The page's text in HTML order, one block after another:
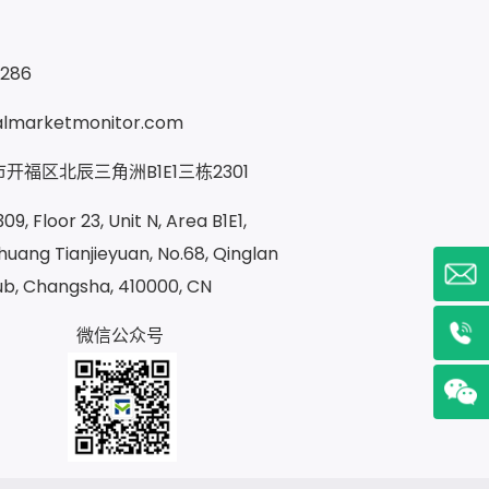
福区北辰三角洲B1E1三栋2301
Floor 23, Unit N, Area B1E1,
Tianjieyuan, No.68, Qinglan
Changsha, 410000, CN
微信公众号